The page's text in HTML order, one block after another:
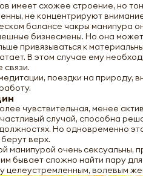
имеет схожее строение, но
не концентрируют
балансе чакры манипура
бизнесмены. Но она
привязываться к
В этом случае ему
связи.
поездки на природу,
чувствительная, менее
случай, способна
Но одновременно
верх.
манипурой очень сексуальны,
бывает сложно найти пару
целеустремленным, волевым